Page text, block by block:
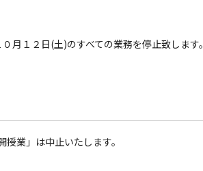
月１２日(土)のすべての業務を停止致します。
業」は中止いたします。